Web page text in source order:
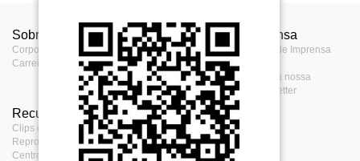
Sobre ACTi
Corporação
Carreira
Contate-nos
Contate-nos
Onde comprar
Comentario
Imprensa
Centro de Imprensa
Assine a nossa
eNewsletter
Recursos
Clips de Video c &
Reprodução
Centro de Download
Termos
Termos do seviço
Política de
Privacidade